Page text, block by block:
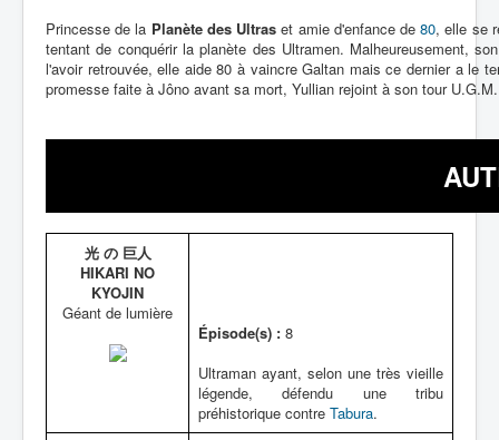
Princesse de la Planète des Ultras et amie d'enfance de80, elle se
tentant de conquérir la planète des Ultramen. Malheureusement,
l'avoir retrouvée, elle aide 80 à vaincre Galtan mais ce dernier a le
promesse faite à Jôno avant sa mort, Yullian rejoint à son tour
光 の 巨人
HIKARI NO
KYOJIN
Géant de lumière
Épisode(s) : 8
Ultraman ayant, selon une très vieille
légende, défendu une tribu
préhistorique contre Tabura.